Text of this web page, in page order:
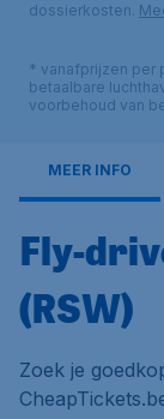
dossierkosten.
* vanafprijzen per
betaalbare
voorbehoud van
MEER INFO
Fly-
(RSW)
Zoek je